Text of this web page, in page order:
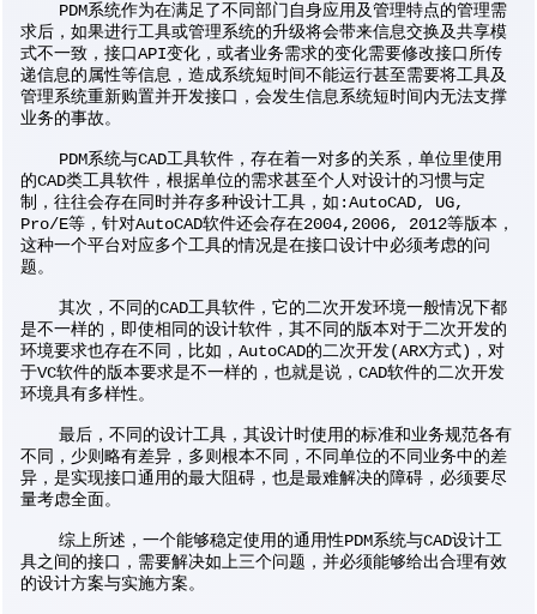
PDM系统作为在满足了不同部门自身应用及管理特点的管理需
求后，如果进行工具或管理系统的升级将会带来信息交换及共享模
式不一致，接口API变化，或者业务需求的变化需要修改接口所传
递信息的属性等信息，造成系统短时间不能运行甚至需要将工具及
管理系统重新购置并开发接口，会发生信息系统短时间内无法支撑
业务的事故。
PDM系统与CAD工具软件，存在着一对多的关系，单位里使用
的CAD类工具软件，根据单位的需求甚至个人对设计的习惯与定
制，往往会存在同时并存多种设计工具，如:AutoCAD, UG,
Pro/E等，针对AutoCAD软件还会存在2004,2006, 2012等版本，
这种一个平台对应多个工具的情况是在接口设计中必须考虑的问
题。
其次，不同的CAD工具软件，它的二次开发环境一般情况下都
是不一样的，即使相同的设计软件，其不同的版本对于二次开发的
环境要求也存在不同，比如，AutoCAD的二次开发(ARX方式)，对
于VC软件的版本要求是不一样的，也就是说，CAD软件的二次开发
环境具有多样性。
最后，不同的设计工具，其设计时使用的标准和业务规范各有
不同，少则略有差异，多则根本不同，不同单位的不同业务中的差
异，是实现接口通用的最大阻碍，也是最难解决的障碍，必须要尽
量考虑全面。
综上所述，一个能够稳定使用的通用性PDM系统与CAD设计工
具之间的接口，需要解决如上三个问题，并必须能够给出合理有效
的设计方案与实施方案。